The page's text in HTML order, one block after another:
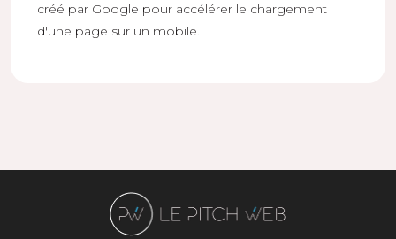
créé par Google pour accélérer le chargement
d'une page sur un mobile.